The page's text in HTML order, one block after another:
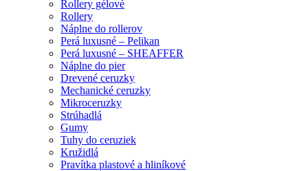
Rollery gélové
Rollery
Náplne do rollerov
Perá luxusné – Pelikan
Perá luxusné – SHEAFFER
Náplne do pier
Drevené ceruzky
Mechanické ceruzky
Mikroceruzky
Strúhadlá
Gumy
Tuhy do ceruziek
Kružidlá
Pravítka plastové a hliníkové